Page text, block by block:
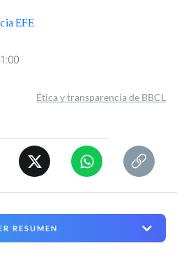
EFE
Ética y transparencia de BBCL
RESUMEN